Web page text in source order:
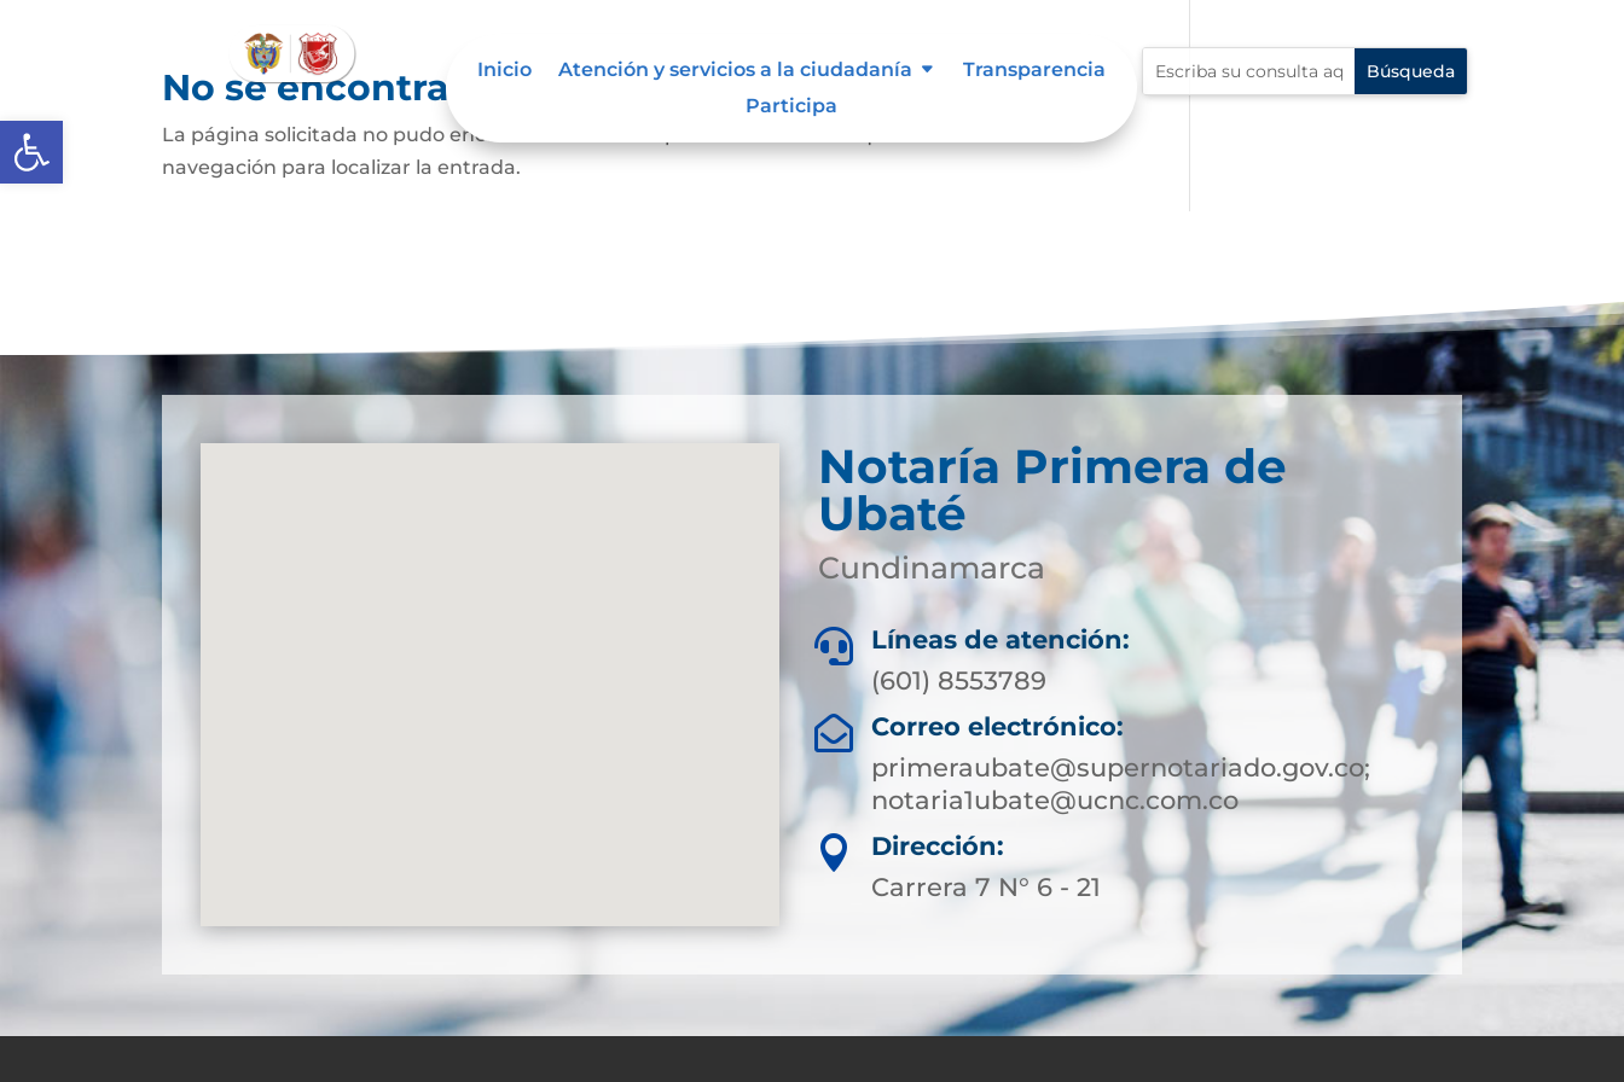
Abrir barra de herramientas
Inicio Atención y servicios a la ciudadanía
Transparencia
Participa
No se encontraron resultados
La página solicitada no pudo encontrarse. Trate de perfeccionar su búsqueda o utilice la
navegación para localizar la entrada.
Notaría Primera de
Ubaté
Cundinamarca

Líneas de atención:
(601) 8553789

Correo electrónico:
primeraubate@supernotariado.gov.co;
notaria1ubate@ucnc.com.co

Dirección:
Carrera 7 N° 6 - 21